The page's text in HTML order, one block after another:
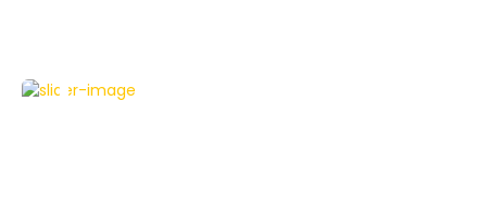
TECHNIKBLOG